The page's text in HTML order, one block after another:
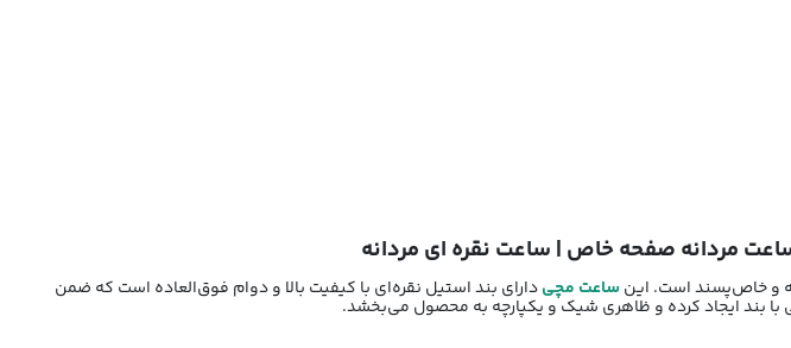
ساعت مچیدارای بند استیل نقره‌ای با کیفیت بالا و دوام فوق‌العاده است که ضمن
بند ایجاد کرده و ظاهری شیک و یکپارچه به محصول می‌بخشد.